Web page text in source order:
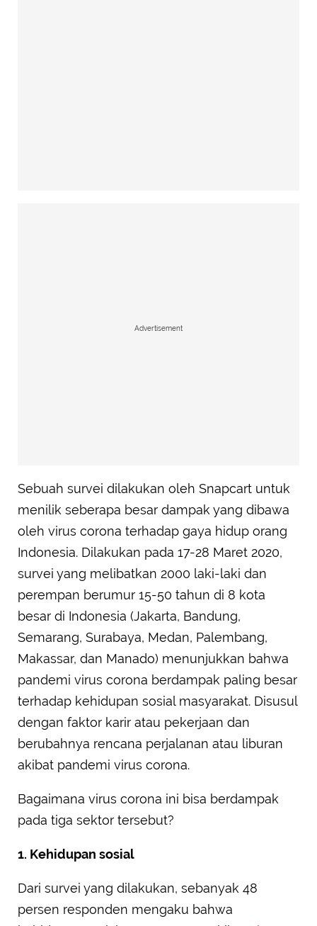
Advertisement
Sebuah survei dilakukan oleh Snapcart untuk
menilik seberapa besar dampak yang dibawa
oleh virus corona terhadap gaya hidup orang
Indonesia. Dilakukan pada 17-28 Maret 2020,
survei yang melibatkan 2000 laki-laki dan
perempan berumur 15-50 tahun di 8 kota
besar di Indonesia (Jakarta, Bandung,
Semarang, Surabaya, Medan, Palembang,
Makassar, dan Manado) menunjukkan bahwa
pandemi virus corona berdampak paling besar
terhadap kehidupan sosial masyarakat. Disusul
dengan faktor karir atau pekerjaan dan
berubahnya rencana perjalanan atau liburan
akibat pandemi virus corona.
Bagaimana virus corona ini bisa berdampak
pada tiga sektor tersebut?
1. Kehidupan sosial
Dari survei yang dilakukan, sebanyak 48
persen responden mengaku bahwa